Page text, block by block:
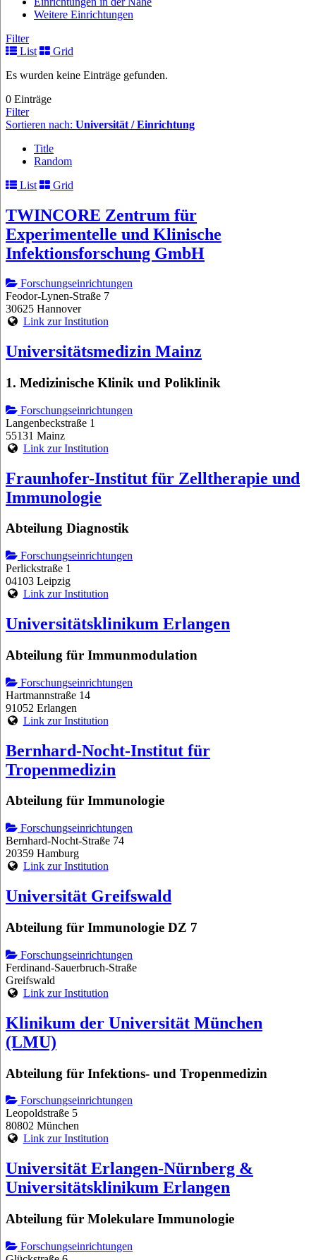
Weitere Einrichtungen
Filter
List
Grid
Es wurden keine Einträge gefunden.
0 Einträge
Filter
Sortieren nach: Universität / Einrichtung
Title
Random
List
Grid
TWINCORE Zentrum für
Experimentelle und Klinische
Infektionsforschung GmbH
Forschungseinrichtungen
Feodor-Lynen-Straße 7
30625 Hannover
Link zur Institution
Universitätsmedizin Mainz
1. Medizinische Klinik und Poliklinik
Forschungseinrichtungen
Langenbeckstraße 1
55131 Mainz
Link zur Institution
Fraunhofer-Institut für Zelltherapie und
Immunologie
Abteilung Diagnostik
Forschungseinrichtungen
Perlickstraße 1
04103 Leipzig
Link zur Institution
Universitätsklinikum Erlangen
Abteilung für Immunmodulation
Forschungseinrichtungen
Hartmannstraße 14
91052 Erlangen
Link zur Institution
Bernhard-Nocht-Institut für
Tropenmedizin
Abteilung für Immunologie
Forschungseinrichtungen
Bernhard-Nocht-Straße 74
20359 Hamburg
Link zur Institution
Universität Greifswald
Abteilung für Immunologie DZ 7
Forschungseinrichtungen
Ferdinand-Sauerbruch-Straße
Greifswald
Link zur Institution
Klinikum der Universität München
(LMU)
Abteilung für Infektions- und Tropenmedizin
Forschungseinrichtungen
Leopoldstraße 5
80802 München
Link zur Institution
Universität Erlangen-Nürnberg &
Universitätsklinikum Erlangen
Abteilung für Molekulare Immunologie
Forschungseinrichtungen